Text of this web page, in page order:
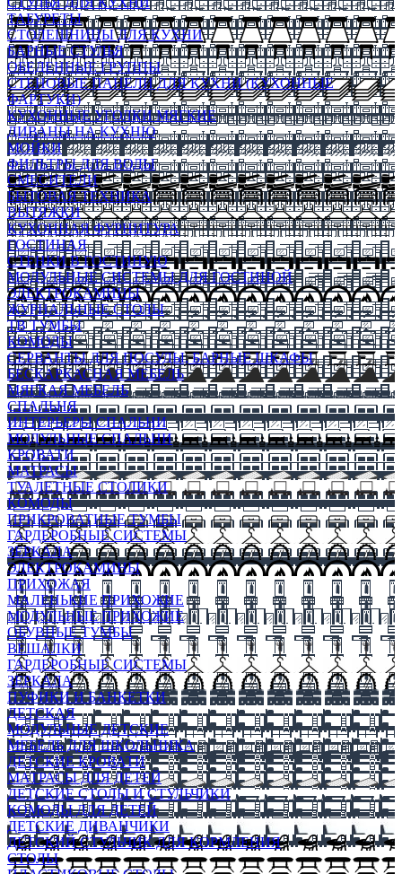
ТАБУРЕТЫ
СТОЛЕШНИЦЫ ДЛЯ КУХНИ
БАРНЫЕ СТУЛЬЯ
ОБЕДЕННЫЕ ГРУППЫ
СТЕНОВЫЕ ПАНЕЛИ ДЛЯ КУХНИ (КУХОННЫЕ
ФАРТУКИ)
КУХОННЫЕ УГОЛКИ МЯГКИЕ
ДИВАНЫ НА КУХНЮ
МОЙКИ
ФИЛЬТРЫ ДЛЯ ВОДЫ
СМЕСИТЕЛИ
БЫТОВАЯ ТЕХНИКА
ВЫТЯЖКИ
КУХОННАЯ ФУРНИТУРА
ГОСТИНАЯ
СТЕНКИ В ГОСТИНУЮ
МОДУЛЬНЫЕ СИСТЕМЫ ДЛЯ ГОСТИНОЙ
ЭЛЕКТРОКАМИНЫ
ЖУРНАЛЬНЫЕ СТОЛЫ
ТВ ТУМБЫ
КОМОДЫ
СЕРВАНТЫ ДЛЯ ПОСУДЫ, БАРНЫЕ ШКАФЫ
БЕСКАРКАСНАЯ МЕБЕЛЬ
МЯГКАЯ МЕБЕЛЬ
СПАЛЬНЯ
ИНТЕРЬЕРЫ СПАЛЬНИ
МОДУЛЬНЫЕ СПАЛЬНИ
КРОВАТИ
МАТРАСЫ
ТУАЛЕТНЫЕ СТОЛИКИ
КОМОДЫ
ПРИКРОВАТНЫЕ ТУМБЫ
ГАРДЕРОБНЫЕ СИСТЕМЫ
ЗЕРКАЛА
ЭЛЕКТРОКАМИНЫ
ПРИХОЖАЯ
МАЛЕНЬКИЕ ПРИХОЖИЕ
МОДУЛЬНЫЕ ПРИХОЖИЕ
ОБУВНЫЕ ТУМБЫ
ВЕШАЛКИ
ГАРДЕРОБНЫЕ СИСТЕМЫ
ЗЕРКАЛА
ПУФИКИ И БАНКЕТКИ
ДЕТСКАЯ
МОДУЛЬНЫЕ ДЕТСКИЕ
МЕБЕЛЬ ДЛЯ ШКОЛЬНИКА
ДЕТСКИЕ КРОВАТИ
МАТРАСЫ ДЛЯ ДЕТЕЙ
ДЕТСКИЕ СТОЛЫ И СТУЛЬЧИКИ
КОМОДЫ ДЛЯ ДЕТЕЙ
ДЕТСКИЕ ДИВАНЧИКИ
ДЕТСКИЙ СТУЛЬЧИК ДЛЯ КОРМЛЕНИЯ
СТОЛЫ